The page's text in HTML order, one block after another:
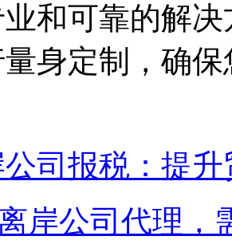
和可靠的解
身定制，确
司报税：提
岸公司代理，